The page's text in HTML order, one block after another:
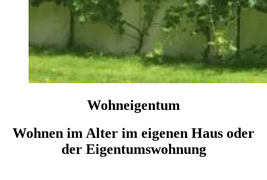
Wohneigentum
Wohnen im Alter im eigenen Haus oder
der Eigentumswohnung